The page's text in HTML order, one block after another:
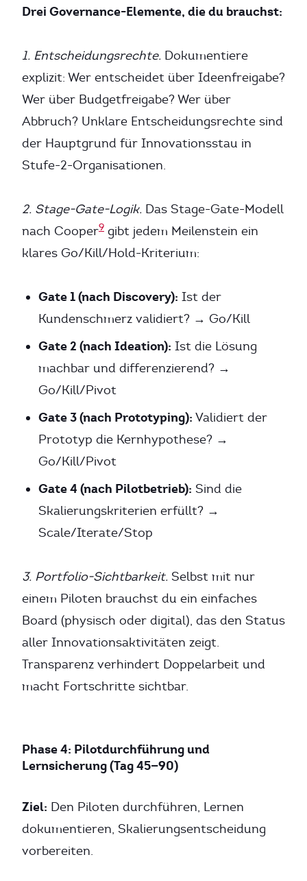
Drei Governance-Elemente, die du brauchst:
1. Entscheidungsrechte. Dokumentiere
explizit: Wer entscheidet über Ideenfreigabe?
Wer über Budgetfreigabe? Wer über
Abbruch? Unklare Entscheidungsrechte sind
der Hauptgrund für Innovationsstau in
Stufe-2-Organisationen.
2. Stage-Gate-Logik. Das Stage-Gate-Modell
nach Cooper9 gibt jedem Meilenstein ein
klares Go/Kill/Hold-Kriterium:
Gate 1 (nach Discovery): Ist der
Kundenschmerz validiert? → Go/Kill
Gate 2 (nach Ideation): Ist die Lösung
machbar und differenzierend? →
Go/Kill/Pivot
Gate 3 (nach Prototyping): Validiert der
Prototyp die Kernhypothese? →
Go/Kill/Pivot
Gate 4 (nach Pilotbetrieb): Sind die
Skalierungskriterien erfüllt? →
Scale/Iterate/Stop
3. Portfolio-Sichtbarkeit. Selbst mit nur
einem Piloten brauchst du ein einfaches
Board (physisch oder digital), das den Status
aller Innovationsaktivitäten zeigt.
Transparenz verhindert Doppelarbeit und
macht Fortschritte sichtbar.
Phase 4: Pilotdurchführung und
Lernsicherung (Tag 45—90)
Ziel: Den Piloten durchführen, Lernen
dokumentieren, Skalierungsentscheidung
vorbereiten.